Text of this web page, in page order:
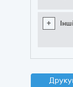
+ Інші